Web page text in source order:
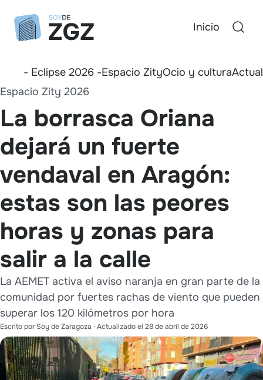
Inicio
- Eclipse 2026 -Espacio ZityOcio y cultura
Espacio Zity 2026
La borrasca Oriana
dejará un fuerte
vendaval en Aragón:
estas son las peores
horas y zonas para
salir a la calle
La AEMET activa el aviso naranja en gran parte de la
comunidad por fuertes rachas de viento que pueden
superar los 120 kilómetros por hora
Escrito porSoy de Zaragoza · Actualizado el 28 de abril de 2026